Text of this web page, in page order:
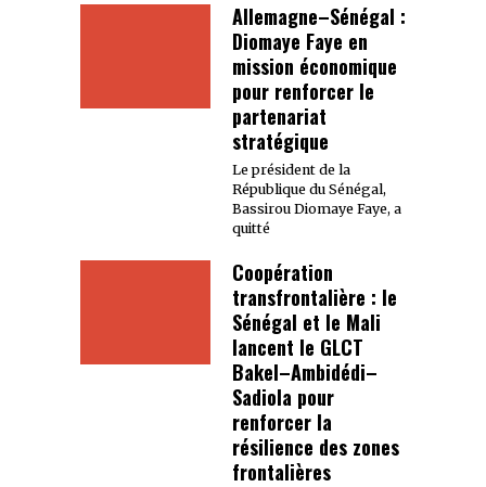
Allemagne–Sénégal :
Diomaye Faye en
mission économique
pour renforcer le
partenariat
stratégique
Le président de la
République du Sénégal,
Bassirou Diomaye Faye, a
quitté
Coopération
transfrontalière : le
Sénégal et le Mali
lancent le GLCT
Bakel–Ambidédi–
Sadiola pour
renforcer la
résilience des zones
frontalières